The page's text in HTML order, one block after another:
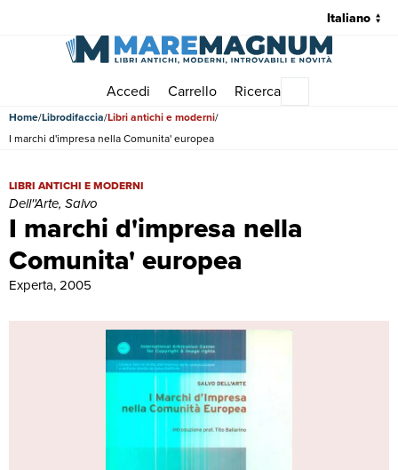
Accedi Carrello Ricerca
Home Librodifaccia Libri antichi e moderni
I marchi d'impresa nella Comunita' europea
I marchi d'impresa nella
Comunita' europea
I marchi d'impresa nella Comunita' europea | Libri antichi e moderni
LIBRI ANTICHI E MODERNI
Dell''Arte, Salvo
Experta, 2005